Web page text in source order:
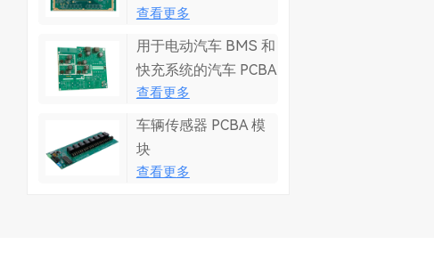
查看更多
用于电动汽车 BMS 和
快充系统的汽车 PCBA
查看更多
车辆传感器 PCBA 模
块
查看更多